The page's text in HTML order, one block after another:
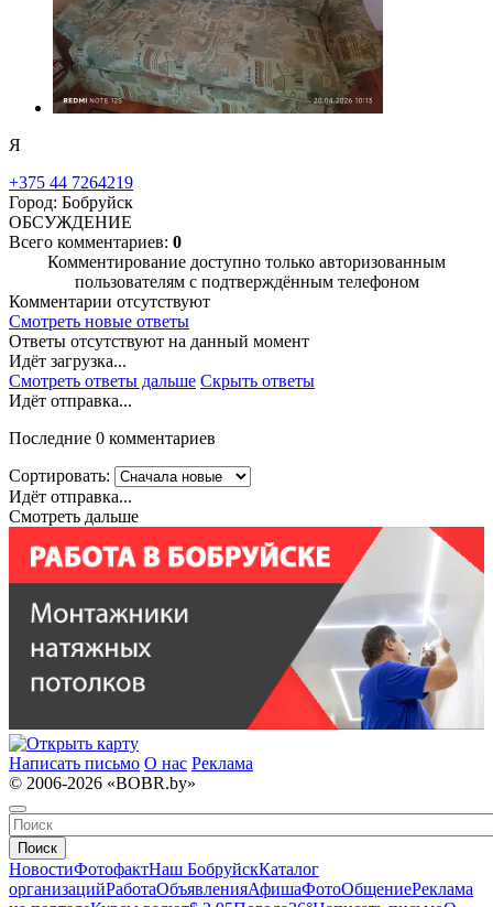
Я
+375 44 7264219
Город: Бобруйск
ОБСУЖДЕНИЕ
Всего комментариев: 0
Комментирование доступно только авторизованным
пользователям с подтверждённым телефоном
Комментарии отсутствуют
Смотреть новые ответы
Ответы отсутствуют на данный момент
Идёт загрузка...
Смотреть ответы дальше Скрыть ответы
Идёт отправка...
Последние 0 комментариев
Сортировать:
Идёт отправка...
Смотреть дальше
Написать письмо О нас Реклама
© 2006-2026 «BOBR.by»
Поиск
НовостиФотофактНаш БобруйскКаталог
организацийРаботаОбъявленияАфишаФотоОбщениеРеклама